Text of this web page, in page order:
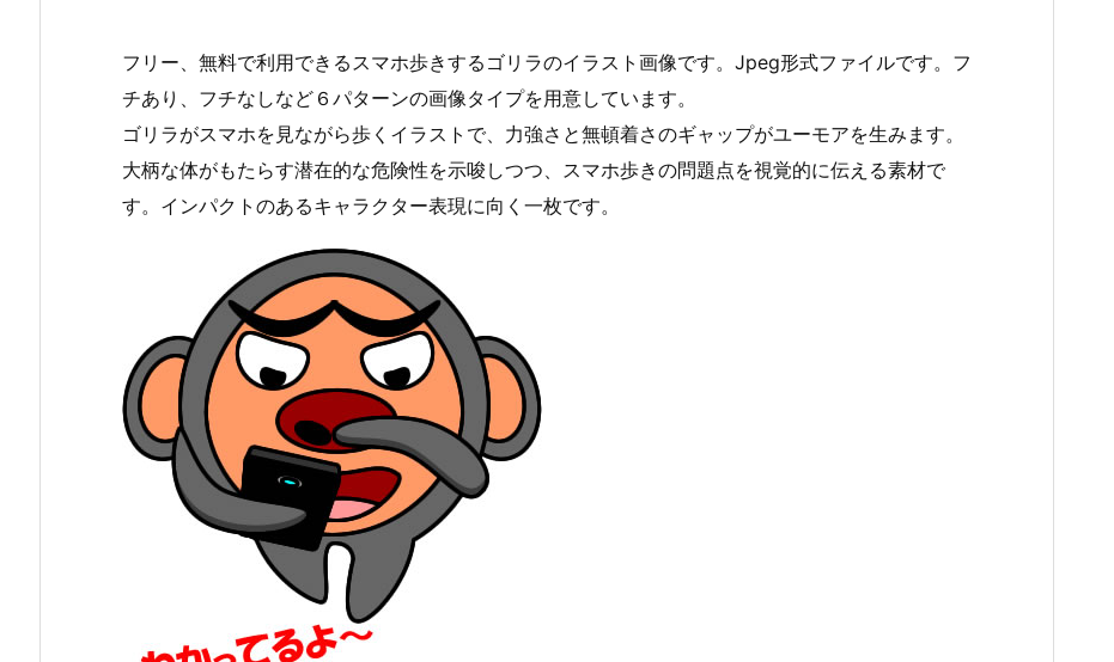
フリー、無料で利用できるスマホ歩きするゴリラのイラスト画像です。Jpeg形式ファイルです。フ
チあり、フチなしなど６パターンの画像タイプを用意しています。
ゴリラがスマホを見ながら歩くイラストで、力強さと無頓着さのギャップがユーモアを生みます。
大柄な体がもたらす潜在的な危険性を示唆しつつ、スマホ歩きの問題点を視覚的に伝える素材で
す。インパクトのあるキャラクター表現に向く一枚です。